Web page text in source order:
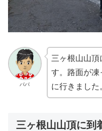
パパ
三ヶ根山山頂
す。路面が凍
に行きました
三ヶ根山山頂に到